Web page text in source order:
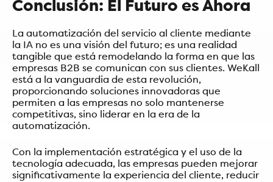
Conclusión: El Futuro es Ahora
La automatización del servicio al cliente mediante
la IA no es una visión del futuro; es una realidad
tangible que está remodelando la forma en que las
empresas B2B se comunican con sus clientes. WeKall
está a la vanguardia de esta revolución,
proporcionando soluciones innovadoras que
permiten a las empresas no solo mantenerse
competitivas, sino liderar en la era de la
automatización.
Con la implementación estratégica y el uso de la
tecnología adecuada, las empresas pueden mejorar
significativamente la experiencia del cliente, reducir